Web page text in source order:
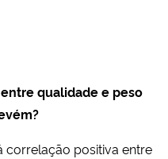
qualidade e peso
correlação positiva entre